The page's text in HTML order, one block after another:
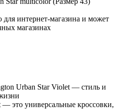
для интернет-магазина и может
магазинах
Urban Star Violet — стиль и
это универсальные кроссовки,